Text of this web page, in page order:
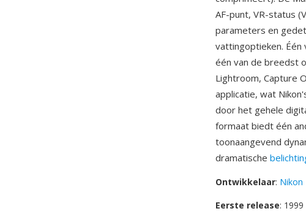
AF-punt, VR-status
parameters en
vattingoptieken.
één van de breedst
Lightroom, Capture
applicatie, wat
door het gehele
formaat biedt één
toonaangevend
dramatische
Ontwikkelaar: Nikon
Eerste release: 1999